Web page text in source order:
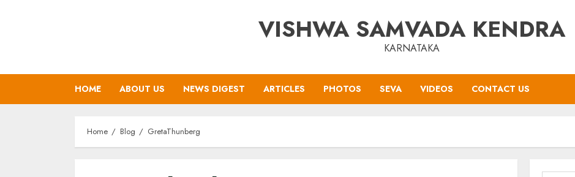
VISHWA SAMVADA KENDRA
KARNATAKA
HOME ABOUT US NEWS DIGEST ARTICLES PHOTOS SEVA VIDEOS CONTACT US
Home Blog GretaThunberg